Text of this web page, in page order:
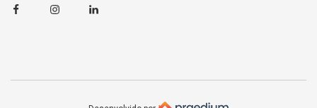
FacebookInstagramLinkedin